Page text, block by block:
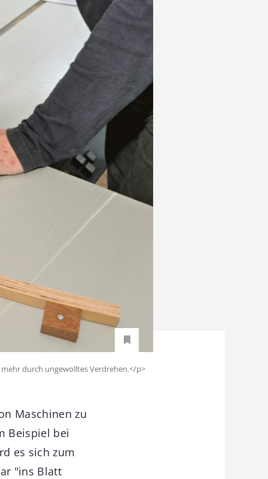
durch ungewolltes Verdrehen.</p>
Maschinen zu
Beispiel bei
es sich zum
"ins Blatt